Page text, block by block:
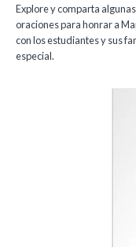
Explore y comparta
oraciones para honrar a
con los estudiantes y sus
especial.